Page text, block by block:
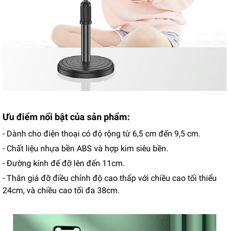
Ưu điểm nổi bật của sản phẩm:
- Dành cho điện thoại có độ rộng từ 6,5 cm đến 9,5 cm.
- Chất liệu nhựa bền ABS và hợp kim siêu bền.
- Đường kính đế đỡ lên đến 11cm.
- Thân giá đỡ điều chỉnh độ cao thấp với chiều cao tối thiểu
24cm, và chiều cao tối đa 38cm.